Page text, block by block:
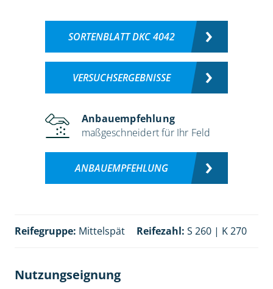
SORTENBLATT DKC 4042
VERSUCHSERGEBNISSE
Anbauempfehlung
maßgeschneidert für Ihr Feld
ANBAUEMPFEHLUNG
Reifegruppe: Mittelspät Reifezahl: S 260 | K 270
Nutzungseignung